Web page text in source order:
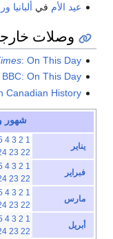
عيد الأم في ألبانيا
وصلات
: On This Day
BBC: On This Day
Canadian History
شهور
يناير
1
2
3
4
22
23
فبراير
1
2
3
4
22
23
مارس
1
2
3
4
22
23
أبريل
1
2
3
4
22
23